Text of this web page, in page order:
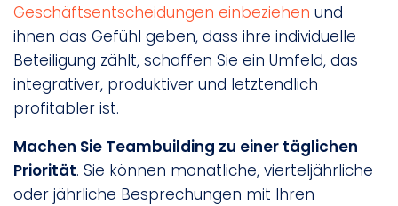
Geschäftsentscheidungen einbeziehen und
ihnen das Gefühl geben, dass ihre individuelle
Beteiligung zählt, schaffen Sie ein Umfeld, das
integrativer, produktiver und letztendlich
profitabler ist.
Machen Sie Teambuilding zu einer täglichen
Priorität. Sie können monatliche, vierteljährliche
oder jährliche Besprechungen mit Ihren